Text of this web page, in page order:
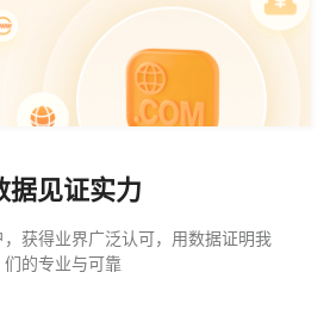
据见证实力
获得业界广泛认可，用数据证明我
们的专业与可靠